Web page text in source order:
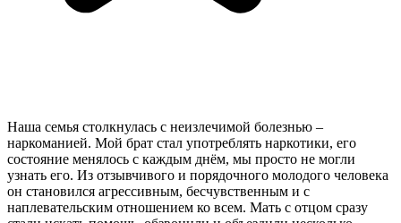
Наша семья столкнулась с неизлечимой болезнью –
наркоманией. Мой брат стал употреблять наркотики, его
состояние менялось с каждым днём, мы просто не могли
узнать его. Из отзывчивого и порядочного молодого человека
он становился агрессивным, бесчувственным и с
наплевательским отношением ко всем. Мать с отцом сразу